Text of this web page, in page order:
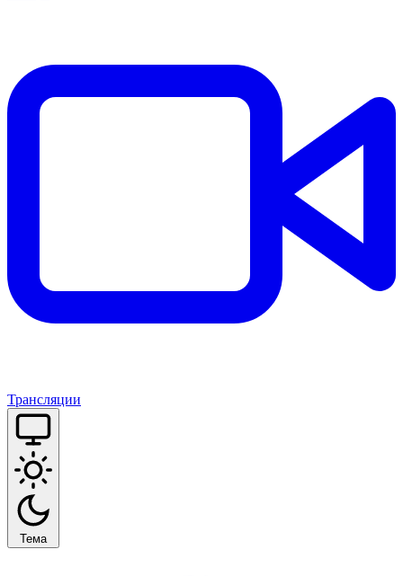
Трансляции
Тема